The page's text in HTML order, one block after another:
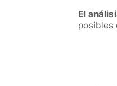
El
posibles